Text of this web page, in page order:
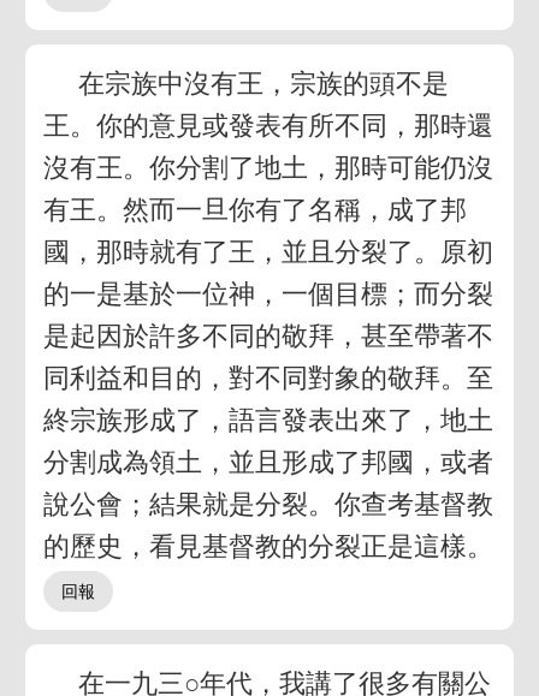
在宗族中沒有王，宗族的頭不是
王。你的意見或發表有所不同，那時還
沒有王。你分割了地土，那時可能仍沒
有王。然而一旦你有了名稱，成了邦
國，那時就有了王，並且分裂了。原初
的一是基於一位神，一個目標；而分裂
是起因於許多不同的敬拜，甚至帶著不
同利益和目的，對不同對象的敬拜。至
終宗族形成了，語言發表出來了，地土
分割成為領土，並且形成了邦國，或者
說公會；結果就是分裂。你查考基督教
的歷史，看見基督教的分裂正是這樣。
在一九三○年代，我講了很多有關公